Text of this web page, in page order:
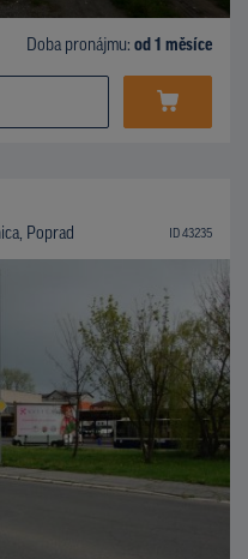
Doba pronájmu: od 1 měsíce
Poprad ID 43235